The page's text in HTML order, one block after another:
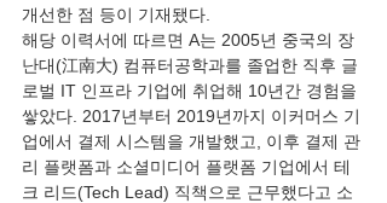
개선한 점 등이 기재됐다.
해당 이력서에 따르면 A는 2005년 중국의 장
난대(江南大) 컴퓨터공학과를 졸업한 직후 글
로벌 IT 인프라 기업에 취업해 10년간 경험을
쌓았다. 2017년부터 2019년까지 이커머스 기
업에서 결제 시스템을 개발했고, 이후 결제 관
리 플랫폼과 소셜미디어 플랫폼 기업에서 테
크 리드(Tech Lead) 직책으로 근무했다고 소